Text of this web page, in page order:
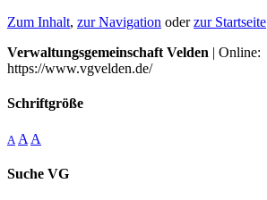
Zum Inhalt, zur Navigation oderzur Startseite
Verwaltungsgemeinschaft Velden | Online:
https://www.vgvelden.de/
Schriftgröße
A A A
Suche VG